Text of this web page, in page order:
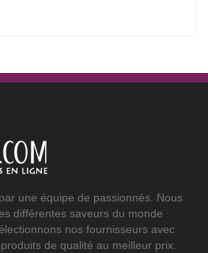
une équipe de passionnés. Nous
différentes saveurs du monde
nos fournisseurs avec
de qualité au meilleur prix.